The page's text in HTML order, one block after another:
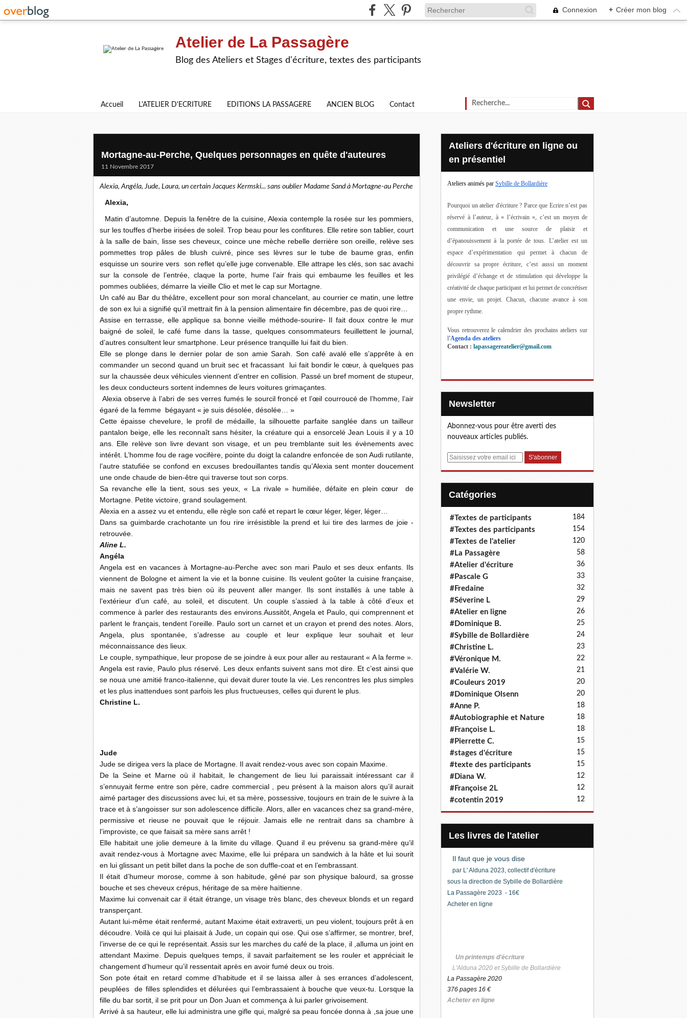
Connexion + Créer mon blog
Atelier de La Passagère
Blog des Ateliers et Stages d'écriture, textes des participants
Accueil L'ATELIER D'ECRITURE EDITIONS LA PASSAGERE ANCIEN BLOG Contact
Mortagne-au-Perche, Quelques personnages en quête d'auteures
11 Novembre 2017
Alexia, Angéla, Jude, Laura, un certain Jacques Kermski... sans oublier Madame Sand à Mortagne-au Perche
Alexia,
Matin d’automne. Depuis la fenêtre de la cuisine, Alexia contemple la rosée sur les pommiers,
sur les touffes d’herbe irisées de soleil. Trop beau pour les confitures. Elle retire son tablier, court
à la salle de bain, lisse ses cheveux, coince une mèche rebelle derrière son oreille, relève ses
pommettes trop pâles de blush cuivré, pince ses lèvres sur le tube de baume gras, enfin
esquisse un sourire vers son reflet qu’elle juge convenable. Elle attrape les clés, son sac avachi
sur la console de l’entrée, claque la porte, hume l’air frais qui embaume les feuilles et les
pommes oubliées, démarre la vieille Clio et met le cap sur Mortagne.
Un café au Bar du théâtre, excellent pour son moral chancelant, au courrier ce matin, une lettre
de son ex lui a signifié qu’il mettrait fin à la pension alimentaire fin décembre, pas de quoi rire…
Assise en terrasse, elle applique sa bonne vieille méthode-sourire- Il fait doux contre le mur
baigné de soleil, le café fume dans la tasse, quelques consommateurs feuillettent le journal,
d’autres consultent leur smartphone. Leur présence tranquille lui fait du bien.
Elle se plonge dans le dernier polar de son amie Sarah. Son café avalé elle s’apprête à en
commander un second quand un bruit sec et fracassant lui fait bondir le cœur, à quelques pas
sur la chaussée deux véhicules viennent d’entrer en collision. Passé un bref moment de stupeur,
les deux conducteurs sortent indemnes de leurs voitures grimaçantes.
Alexia observe à l’abri de ses verres fumés le sourcil froncé et l’œil courroucé de l’homme, l’air
égaré de la femme bégayant « je suis désolée, désolée… »
Cette épaisse chevelure, le profil de médaille, la silhouette parfaite sanglée dans un tailleur
pantalon beige, elle les reconnaît sans hésiter, la créature qui a ensorcelé Jean Louis il y a 10
ans. Elle relève son livre devant son visage, et un peu tremblante suit les évènements avec
intérêt. L’homme fou de rage vocifère, pointe du doigt la calandre enfoncée de son Audi rutilante,
l’autre statufiée se confond en excuses bredouillantes tandis qu’Alexia sent monter doucement
une onde chaude de bien-être qui traverse tout son corps.
Sa revanche elle la tient, sous ses yeux, « La rivale » humiliée, défaite en plein cœur de
Mortagne. Petite victoire, grand soulagement.
Alexia en a assez vu et entendu, elle règle son café et repart le cœur léger, léger, léger…
Dans sa guimbarde crachotante un fou rire irrésistible la prend et lui tire des larmes de joie -
retrouvée.
Aline L.
Angéla
Angela est en vacances à Mortagne-au-Perche avec son mari Paulo et ses deux enfants. Ils
viennent de Bologne et aiment la vie et la bonne cuisine. Ils veulent goûter la cuisine française,
mais ne savent pas très bien où ils peuvent aller manger. Ils sont installés à une table à
l’extérieur d’un café, au soleil, et discutent. Un couple s’assied à la table à côté d’eux et
commence à parler des restaurants des environs.Aussitôt, Angela et Paulo, qui comprennent et
parlent le français, tendent l’oreille. Paulo sort un carnet et un crayon et prend des notes. Alors,
Angela, plus spontanée, s’adresse au couple et leur explique leur souhait et leur
méconnaissance des lieux.
Le couple, sympathique, leur propose de se joindre à eux pour aller au restaurant « A la ferme ».
Angela est ravie, Paulo plus réservé. Les deux enfants suivent sans mot dire. Et c’est ainsi que
se noua une amitié franco-italienne, qui devait durer toute la vie. Les rencontres les plus simples
et les plus inattendues sont parfois les plus fructueuses, celles qui durent le plus.
Christine L.
Jude
Jude se dirigea vers la place de Mortagne. Il avait rendez-vous avec son copain Maxime.
De la Seine et Marne où il habitait, le changement de lieu lui paraissait intéressant car il
s’ennuyait ferme entre son père, cadre commercial , peu présent à la maison alors qu’il aurait
aimé partager des discussions avec lui, et sa mère, possessive, toujours en train de le suivre à la
trace et à s’angoisser sur son adolescence difficile. Alors, aller en vacances chez sa grand-mère,
permissive et rieuse ne pouvait que le réjouir. Jamais elle ne rentrait dans sa chambre à
l’improviste, ce que faisait sa mère sans arrêt !
Elle habitait une jolie demeure à la limite du village. Quand il eu prévenu sa grand-mère qu’il
avait rendez-vous à Mortagne avec Maxime, elle lui prépara un sandwich à la hâte et lui sourit
en lui glissant un petit billet dans la poche de son duffle-coat et en l’embrassant.
Il était d’humeur morose, comme à son habitude, gêné par son physique balourd, sa grosse
bouche et ses cheveux crépus, héritage de sa mère haïtienne.
Maxime lui convenait car il était étrange, un visage très blanc, des cheveux blonds et un regard
transperçant.
Autant lui-même était renfermé, autant Maxime était extraverti, un peu violent, toujours prêt à en
découdre. Voilà ce qui lui plaisait à Jude, un copain qui ose. Qui ose s’affirmer, se montrer, bref,
l’inverse de ce qui le représentait. Assis sur les marches du café de la place, il ,alluma un joint en
attendant Maxime. Depuis quelques temps, il savait parfaitement se les rouler et appréciait le
changement d’humeur qu’il ressentait après en avoir fumé deux ou trois.
Son pote était en retard comme d’habitude et il se laissa aller à ses errances d’adolescent,
peuplées de filles splendides et délurées qui l’embrassaient à bouche que veux-tu. Lorsque la
fille du bar sortit, il se prit pour un Don Juan et commença à lui parler grivoisement.
Arrivé à sa hauteur, elle lui administra une gifle qui, malgré sa peau foncée donna à ,sa joue une
Ateliers d'écriture en ligne ou
en présentiel
Ateliers animés par Sybille de Bollardière
Pourquoi un atelier d'écriture ? Parce que Ecrire n’est pas
réservé à l’auteur, à « l’écrivain », c’est un moyen de
communication et une source de plaisir et
d’épanouissement à la portée de tous. L’atelier est un
espace d’expérimentation qui permet à chacun de
découvrir sa propre écriture, c’est aussi un moment
privilégié d’échange et de stimulation qui développe la
créativité de chaque participant et lui permet de concrétiser
une envie, un projet. Chacun, chacune avance à son
propre rythme.
Vous retrouverez le calendrier des prochains ateliers sur
l'Agenda des ateliers
Contact : lapassagereatelier@gmail.com
Newsletter
Abonnez-vous pour être averti des
nouveaux articles publiés.
E
Catégories
#Textes de participants 184
#Textes des participants 154
#Textes de l'atelier 120
#La Passagère 58
#Atelier d'écriture 36
#Pascale G 33
#Fredaine 32
#Séverine L 29
#Atelier en ligne 26
#Dominique B. 25
#Sybille de Bollardière 24
#Christine L. 23
#Véronique M. 22
#Valérie W. 21
#Couleurs 2019 20
#Dominique Olsenn 20
#Anne P. 18
#Autobiographie et Nature 18
#Françoise L. 18
#Pierrette C. 15
#stages d'écriture 15
#texte des participants 15
#Diana W. 12
#Françoise 2L 12
#cotentin 2019 12
Les livres de l'atelier
Il faut que je vous dise
par L' Alduna 2023, collectif d'écriture
sous la direction de Sybille de Bollardière
La Passagère 2023 - 16€
Acheter en ligne
Un printemps d'écriture
L'Alduna 2020 et Sybille de Bollardière
La Passagère 2020
376 pages 16 €
Acheter en ligne